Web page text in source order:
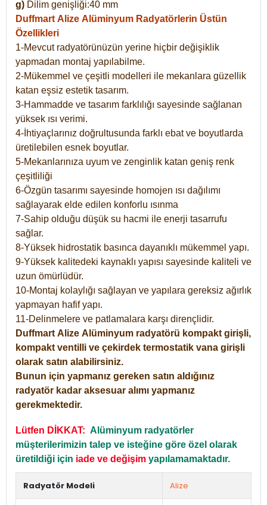
g) Dilim genişliği:40 mm
Duffmart Alize Alüminyum Radyatörlerin Üstün
Özellikleri
1-Mevcut radyatörünüzün yerine hiçbir değişiklik
yapmadan montaj yapılabilme.
2-Mükemmel ve çeşitli modelleri ile mekanlara güzellik
katan eşsiz estetik tasarım.
3-Hammadde ve tasarım farklılığı sayesinde sağlanan
yüksek ısı verimi.
4-İhtiyaçlarınız doğrultusunda farklı ebat ve boyutlarda
üretilebilen esnek boyutlar.
5-Mekanlarınıza uyum ve zenginlik katan geniş renk
çeşitliliği
6-Özgün tasarımı sayesinde homojen ısı dağılımı
sağlayarak elde edilen konforlu ısınma
7-Sahip olduğu düşük su hacmi ile enerji tasarrufu
sağlar.
8-Yüksek hidrostatik basınca dayanıklı mükemmel yapı.
9-Yüksek kalitedeki kaynaklı yapısı sayesinde kaliteli ve
uzun ömürlüdür.
10-Montaj kolaylığı sağlayan ve yapılara gereksiz ağırlık
yapmayan hafif yapı.
11-Delinmelere ve patlamalara karşı dirençlidir.
Duffmart Alize Alüminyum radyatörü kompakt girişli,
kompakt ventilli ve çekirdek termostatik vana girişli
olarak satın alabilirsiniz.
Bunun için yapmanız gereken satın aldığınız
radyatör kadar aksesuar alımı yapmanız
gerekmektedir.
Lütfen DİKKAT: Alüminyum radyatörler
müşterilerimizin talep ve isteğine göre özel olarak
üretildiği için iade ve değişim yapılamamaktadır.
Radyatör Modeli Alize